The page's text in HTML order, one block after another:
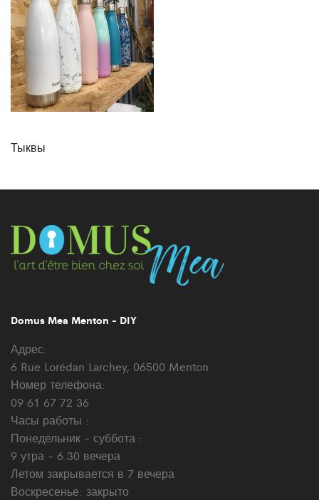
Тыквы
Domus Mea Menton - DIY
Адрес:
6 Rue Lorédan Larchey, 06500 Menton
Номер телефона:
09 61 67 72 36
Часы работы :
Понедельник - суббота :
9 утра - 6.30 вечера
Летом закрывается в 7 вечера
Воскресенье: закрыто